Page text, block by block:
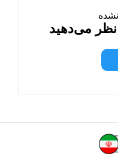
نظر می‌دهید